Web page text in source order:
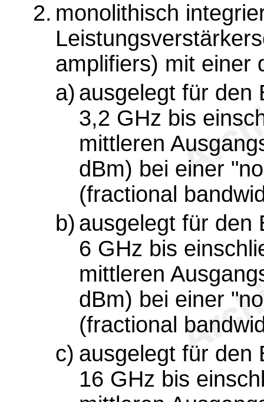
2. monolithisch
amplifiers) mit einer
a) ausgelegt für den
3,2 GHz bis
mittleren
dBm) bei einer
(fractional
b) ausgelegt für den
6 GHz bis
mittleren
dBm) bei einer
(fractional
c) ausgelegt für den
16 GHz bis